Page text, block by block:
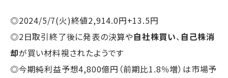
◎2024/5/7(火)終値2,914.0円+13.5円
◎2日取引終了後に発表の決算や自社株買い、 自己株消
却が買い材料視されたようです
◎今期純利益予想4,800億円（前期比1.8％増）は市場予